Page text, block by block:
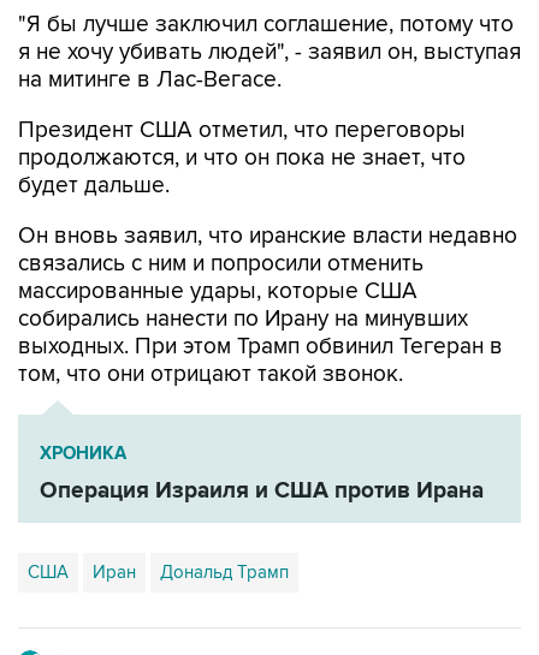
"Я бы лучше заключил соглашение, потому что
я не хочу убивать людей", - заявил он, выступая
на митинге в Лас-Вегасе.
Президент США отметил, что переговоры
продолжаются, и что он пока не знает, что
будет дальше.
Он вновь заявил, что иранские власти недавно
связались с ним и попросили отменить
массированные удары, которые США
собирались нанести по Ирану на минувших
выходных. При этом Трамп обвинил Тегеран в
том, что они отрицают такой звонок.
ХРОНИКА
Операция Израиля и США против Ирана
США Иран Дональд Трамп